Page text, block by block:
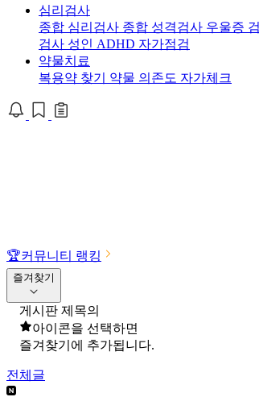
심리검사
종합 심리검사 종합 성격검사 우울증
검사 성인 ADHD 자가점검
약물치료
복용약 찾기 약물 의존도 자가체크
🏆커뮤니티 랭킹
즐겨찾기
게시판 제목의
아이콘을 선택하면
즐겨찾기에 추가됩니다.
전체글